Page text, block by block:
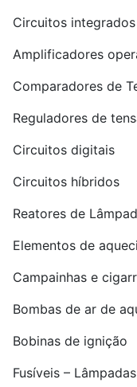
Circuitos
Amplificadores
Comparadores de
Reguladores de
Circuitos digitais
Circuitos híbridos
Reatores de
Elementos de
Campainhas e
Bombas de ar de
Bobinas de ignição
Fusíveis –